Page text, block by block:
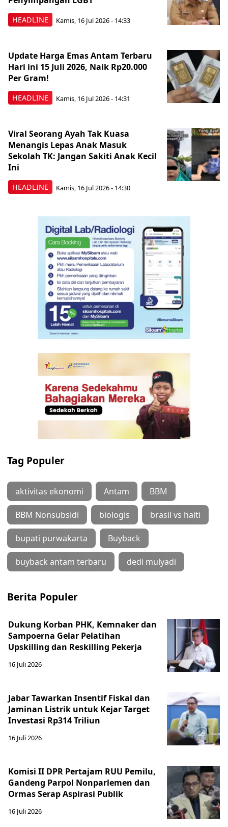
HEADLINE Kamis, 16 Jul 2026 - 14:33
HEADLINE
Update Harga Emas Antam Terbaru
Hari ini 15 Juli 2026, Naik Rp20.000
Per Gram!
Kamis, 16 Jul 2026 - 14:31
HEADLINE
Viral Seorang Ayah Tak Kuasa
Menangis Lepas Anak Masuk
Sekolah TK: Jangan Sakiti Anak Kecil
Ini
Kamis, 16 Jul 2026 - 14:30
Tag Populer
aktivitas ekonomi Antam BBM
BBM Nonsubsidi biologis brasil vs haiti
bupati purwakarta Buyback
buyback antam terbaru dedi mulyadi
Berita Populer
Dukung Korban PHK, Kemnaker dan
Sampoerna Gelar Pelatihan
Upskilling dan Reskilling Pekerja
16 Juli 2026
Jabar Tawarkan Insentif Fiskal dan
Jaminan Listrik untuk Kejar Target
Investasi Rp314 Triliun
16 Juli 2026
Komisi II DPR Pertajam RUU Pemilu,
Gandeng Parpol Nonparlemen dan
Ormas Serap Aspirasi Publik
16 Juli 2026